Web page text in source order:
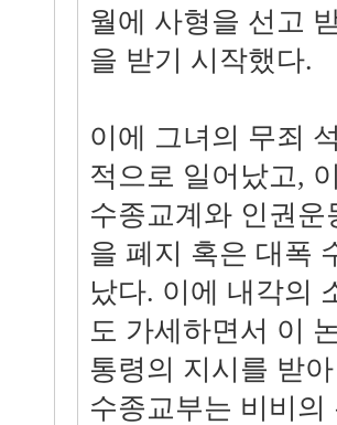
월에 사형을 선고
을 받기 시작했다.
이에 그녀의 무죄
적으로 일어났고,
수종교계와 인권
을 폐지 혹은 대폭
났다. 이에 내각의
도 가세하면서 이
통령의 지시를 받
수종교부는 비비